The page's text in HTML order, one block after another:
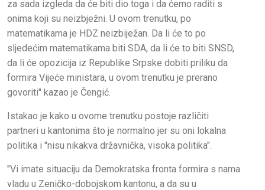
za sada izgleda da će biti dio toga i da ćemo raditi s
onima koji su neizbježni. U ovom trenutku, po
matematikama je HDZ neizbiježan. Da li će to po
sljedećim matematikama biti SDA, da li će to biti SNSD,
da li će opozicija iz Republike Srpske dobiti priliku da
formira Vijeće ministara, u ovom trenutku je prerano
govoriti" kazao je Čengić.
Istakao je kako u ovome trenutku postoje različiti
partneri u kantonima što je normalno jer su oni lokalna
politika i "nisu nikakva državnička, visoka politika".
"Vi imate situaciju da Demokratska fronta formira s nama
vladu u Zeničko-dobojskom kantonu, a da su u